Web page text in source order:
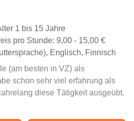
1 bis 15 Jahre
pro Stunde: 9,00 - 15,00 €
Englisch, Finnisch
(am besten in VZ) als
schon sehr viel erfahrung als
diese Tätigkeit ausgeübt.